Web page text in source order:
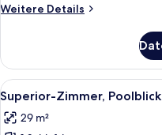
Weitere Details
Weitere
Zimmer,
Gartenblick
Alle
Fotos
für
6
Superior-Zimmer, Poolblick
29 m²